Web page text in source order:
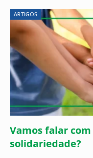
ARTIGOS
Vamos falar
solidariedade?